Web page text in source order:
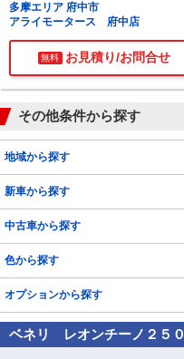
多摩エリア 府中市
アライモータース 府中店
無料 お見積り/お問合せ
その他条件から探す
地域から探す
新車から探す
中古車から探す
色から探す
オプションから探す
ベネリ レオンチーノ２５０